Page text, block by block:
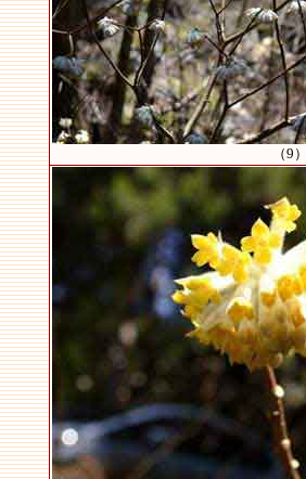
（9）